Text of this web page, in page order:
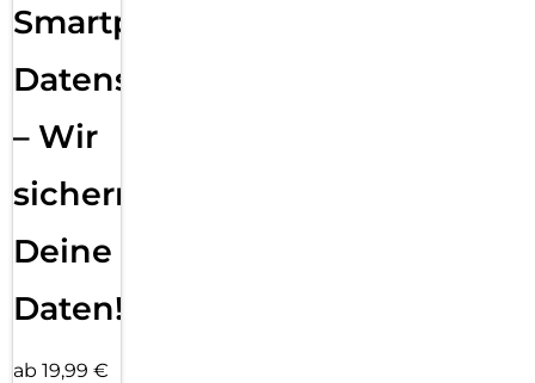
Smartphone
Datensicherung
– Wir
sichern
Deine
Daten!
ab 19,99 €